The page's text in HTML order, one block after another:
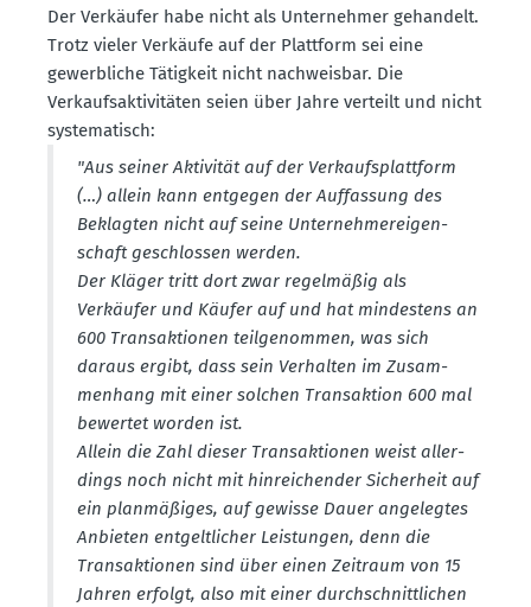
Der Verkäufer habe nicht als Unter­nehmer gehandelt.
Trotz vieler Verkäufe auf der Plattform sei eine
gewerb­liche Tätigkeit nicht nachweisbar. Die
Verkaufs­ak­ti­vi­täten seien über Jahre verteilt und nicht
syste­ma­tisch:
"Aus seiner Aktivität auf der Verkaufs­plattform
(…) allein kann entgegen der Auffassung des
Beklagten nicht auf seine Unter­neh­mer­ei­gen­
schaft geschlossen werden.
Der Kläger tritt dort zwar regel­mäßig als
Verkäufer und Käufer auf und hat mindestens an
600 Trans­ak­tionen teilge­nommen, was sich
daraus ergibt, dass sein Verhalten im Zusam­
menhang mit einer solchen Trans­aktion 600 mal
bewertet worden ist.
Allein die Zahl dieser Trans­ak­tionen weist aller­
dings noch nicht mit hinrei­chender Sicherheit auf
ein planmä­ßiges, auf gewisse Dauer angelegtes
Anbieten entgelt­licher Leistungen, denn die
Trans­ak­tionen sind über einen Zeitraum von 15
Jahren erfolgt, also mit einer durch­schnitt­lichen